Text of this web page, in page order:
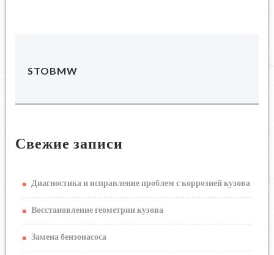
STOBMW
Свежие записи
Диагностика и исправление проблем с коррозией кузова
Восстановление геометрии кузова
Замена бензонасоса